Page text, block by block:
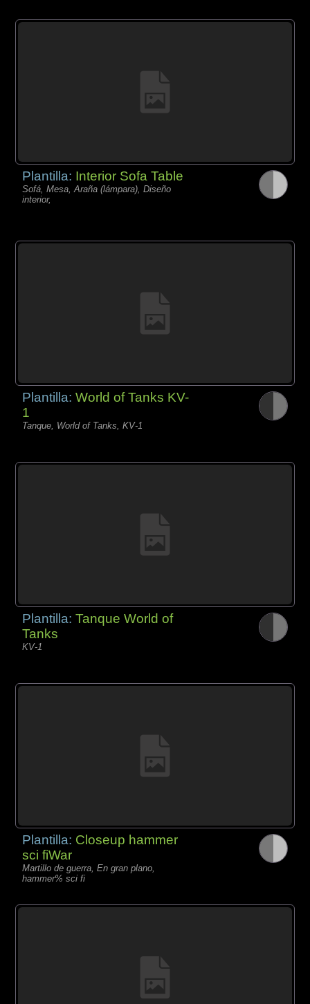
Plantilla: Interior Sofa Table
Sofá, Mesa, Araña (lámpara), Diseño
interior,
Plantilla:World of Tanks KV-
1
Tanque, World of Tanks, KV-1
Plantilla:Tanque World of
Tanks
KV-1
Plantilla: Closeup hammer
sci fiWar
Martillo de guerra, En gran plano,
hammer% sci fi